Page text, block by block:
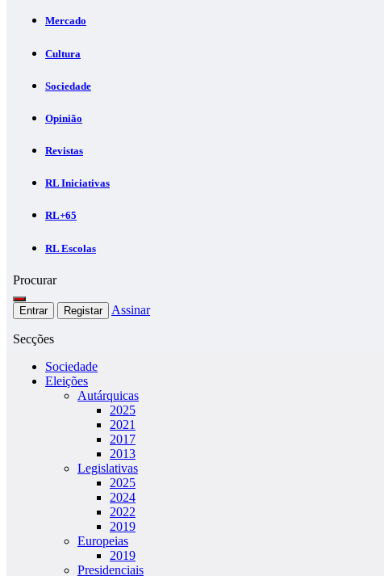
Mercado
Cultura
Sociedade
Opinião
Revistas
RL Iniciativas
RL+65
RL Escolas
Procurar
Entrar Registar Assinar
Secções
Sociedade
Eleições
Autárquicas
2025
2021
2017
2013
Legislativas
2025
2024
2022
2019
Europeias
2019
Presidenciais